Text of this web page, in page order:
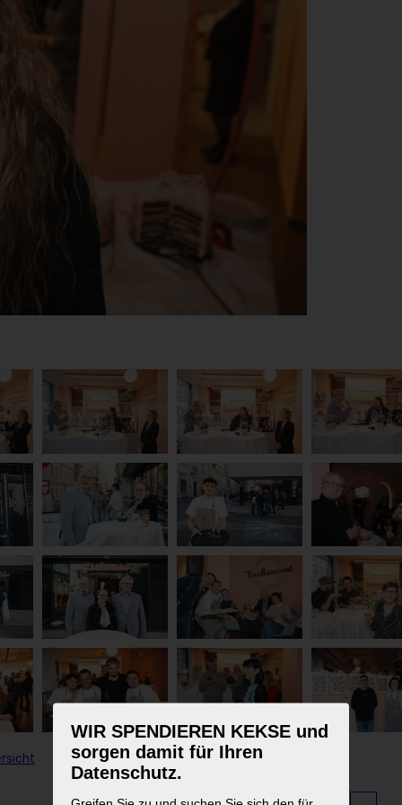
WIR SPENDIEREN KEKSE und
sorgen damit für Ihren
Datenschutz.